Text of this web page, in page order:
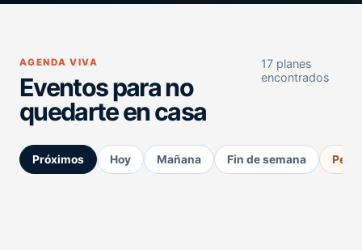
AGENDA VIVA
Eventos para no
quedarte en casa
17 planes
encontrados
Próximos Hoy Mañana Fin de semana